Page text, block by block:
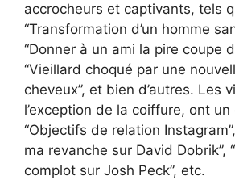
accrocheurs et captivants, tels
“Transformation d’un homme
“Donner à un ami la pire coupe
“Vieillard choqué par une
cheveux”, et bien d’autres. Les
l’exception de la coiffure, ont
“Objectifs de relation Instagram”,
ma revanche sur David Dobrik”,
complot sur Josh Peck”, etc.